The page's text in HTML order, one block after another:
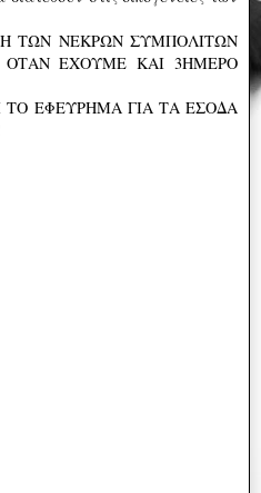
ΤΩΝ ΝΕΚΡΩΝ ΣΥΜΠΟΛΙΤΩΝ
ΕΧΟΥΜΕ ΚΑΙ 3ΗΜΕΡΟ
ΕΦΕΥΡΗΜΑ ΓΙΑ ΤΑ ΕΣΟΔΑ